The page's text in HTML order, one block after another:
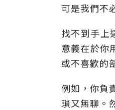
可是我們不
找不到手上
意義在於你
或不喜歡的
例如，你負
瑣又無聊。